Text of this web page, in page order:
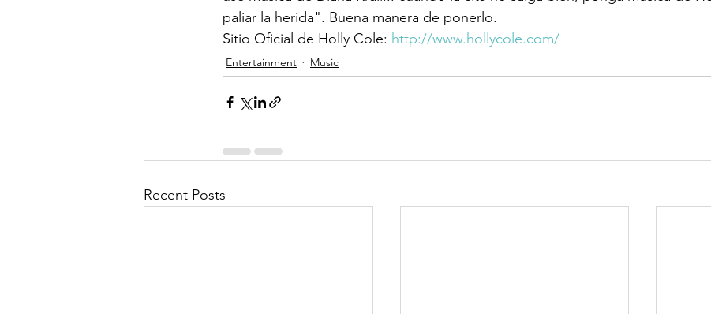
paliar la herida". Buena manera de ponerlo.
Sitio Oficial de Holly Cole: http://www.hollycole.com/
Entertainment Music
Recent Posts